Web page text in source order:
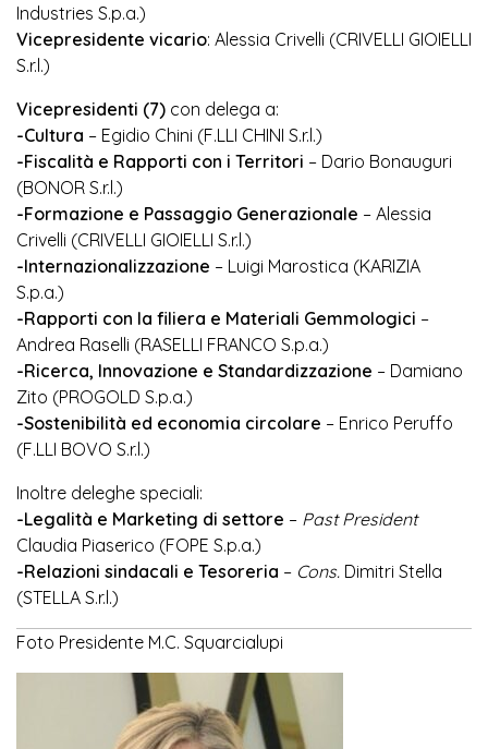
Industries S.p.a.)
Vicepresidente vicario: Alessia Crivelli (CRIVELLI GIOIELLI
S.r.l.)
Vicepresidenti (7) con delega a:
-Cultura – Egidio Chini (F.LLI CHINI S.r.l.)
-Fiscalità e Rapporti con i Territori – Dario Bonauguri
(BONOR S.r.l.)
-Formazione e Passaggio Generazionale – Alessia
Crivelli (CRIVELLI GIOIELLI S.r.l.)
-Internazionalizzazione – Luigi Marostica (KARIZIA
S.p.a.)
-Rapporti con la filiera e Materiali Gemmologici –
Andrea Raselli (RASELLI FRANCO S.p.a.)
-Ricerca, Innovazione e Standardizzazione – Damiano
Zito (PROGOLD S.p.a.)
-Sostenibilità ed economia circolare – Enrico Peruffo
(F.LLI BOVO S.r.l.)
Inoltre deleghe speciali:
-Legalità e Marketing di settore – Past President
Claudia Piaserico (FOPE S.p.a.)
-Relazioni sindacali e Tesoreria – Cons. Dimitri Stella
(STELLA S.r.l.)
Foto Presidente M.C. Squarcialupi